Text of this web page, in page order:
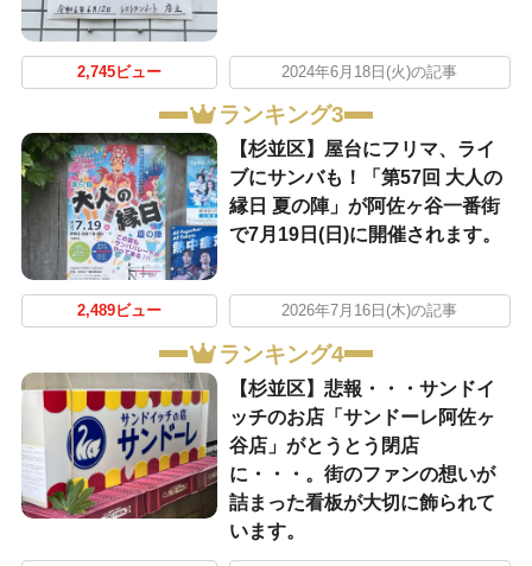
2,745ビュー 2024年6月18日(火)の記事
ランキング3
【杉並区】屋台にフリマ、ライ
ブにサンバも！「第57回 大人の
縁日 夏の陣」が阿佐ヶ谷一番街
で7月19日(日)に開催されます。
2,489ビュー 2026年7月16日(木)の記事
ランキング4
【杉並区】悲報・・・サンドイ
ッチのお店「サンドーレ阿佐ヶ
谷店」がとうとう閉店
に・・・。街のファンの想いが
詰まった看板が大切に飾られて
います。